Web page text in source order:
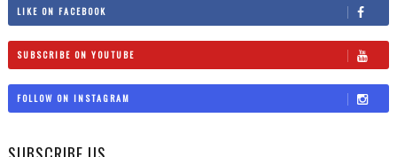
LIKE ON FACEBOOK
SUBSCRIBE ON YOUTUBE
FOLLOW ON INSTAGRAM